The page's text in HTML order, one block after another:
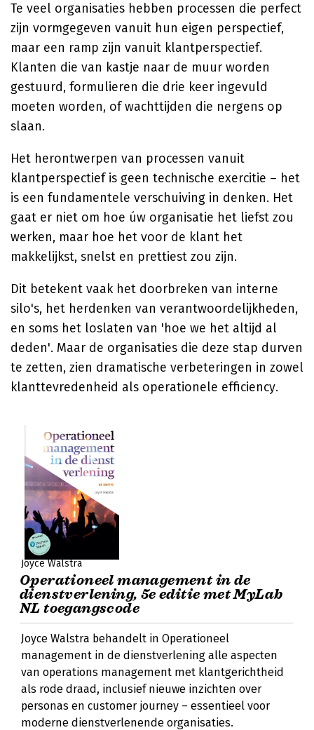
Te veel organisaties hebben processen die perfect
zijn vormgegeven vanuit hun eigen perspectief,
maar een ramp zijn vanuit klantperspectief.
Klanten die van kastje naar de muur worden
gestuurd, formulieren die drie keer ingevuld
moeten worden, of wachttijden die nergens op
slaan.
Het herontwerpen van processen vanuit
klantperspectief is geen technische exercitie – het
is een fundamentele verschuiving in denken. Het
gaat er niet om hoe úw organisatie het liefst zou
werken, maar hoe het voor de klant het
makkelijkst, snelst en prettiest zou zijn.
Dit betekent vaak het doorbreken van interne
silo's, het herdenken van verantwoordelijkheden,
en soms het loslaten van 'hoe we het altijd al
deden'. Maar de organisaties die deze stap durven
te zetten, zien dramatische verbeteringen in zowel
klanttevredenheid als operationele efficiency.
Joyce Walstra
Operationeel management in de
dienstverlening, 5e editie met MyLab
NL toegangscode
Joyce Walstra behandelt in Operationeel
management in de dienstverlening alle aspecten
van operations management met klantgerichtheid
als rode draad, inclusief nieuwe inzichten over
personas en customer journey – essentieel voor
moderne dienstverlenende organisaties.